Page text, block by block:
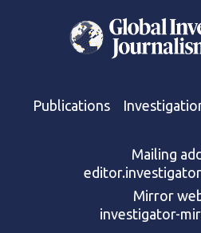
Publications
Mailing
Mirror
investigator-